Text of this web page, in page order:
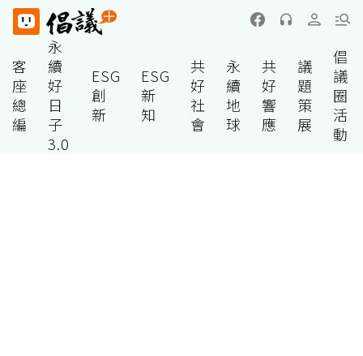
客
座
總
編
永
續
好
日
子
3.0
ESG
創
新
ESG
新
知
共
好
社
會
永
續
地
球
共
好
響
應
議
題
策
展
倡
議
圈
活
動